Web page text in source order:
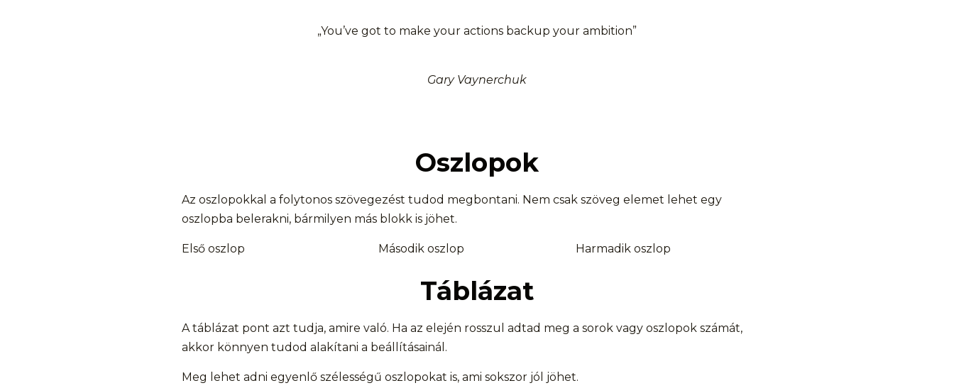
„You’ve got to make your actions backup your ambition”
Gary Vaynerchuk
Oszlopok
Az oszlopokkal a folytonos szövegezést tudod megbontani. Nem csak szöveg elemet lehet egy
oszlopba belerakni, bármilyen más blokk is jöhet.
Első oszlop Második oszlop Harmadik oszlop
Táblázat
A táblázat pont azt tudja, amire való. Ha az elején rosszul adtad meg a sorok vagy oszlopok számát,
akkor könnyen tudod alakítani a beállításainál.
Meg lehet adni egyenlő szélességű oszlopokat is, ami sokszor jól jöhet.